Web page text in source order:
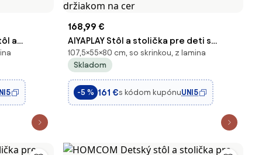
a
a
168,99 €
AIYAPLAY Stôl a stolička pre deti s
nastaviteľnou výškou od 3 do 12 rokov,
školský stôl s 45° nakloneným
povrchom, zásuvkou, poličkou,
držiakom na cer
107,5×55×80 cm, so skrinkou, z lamina
Skladom
-5 % 161 €s kódom kupónuUNI5